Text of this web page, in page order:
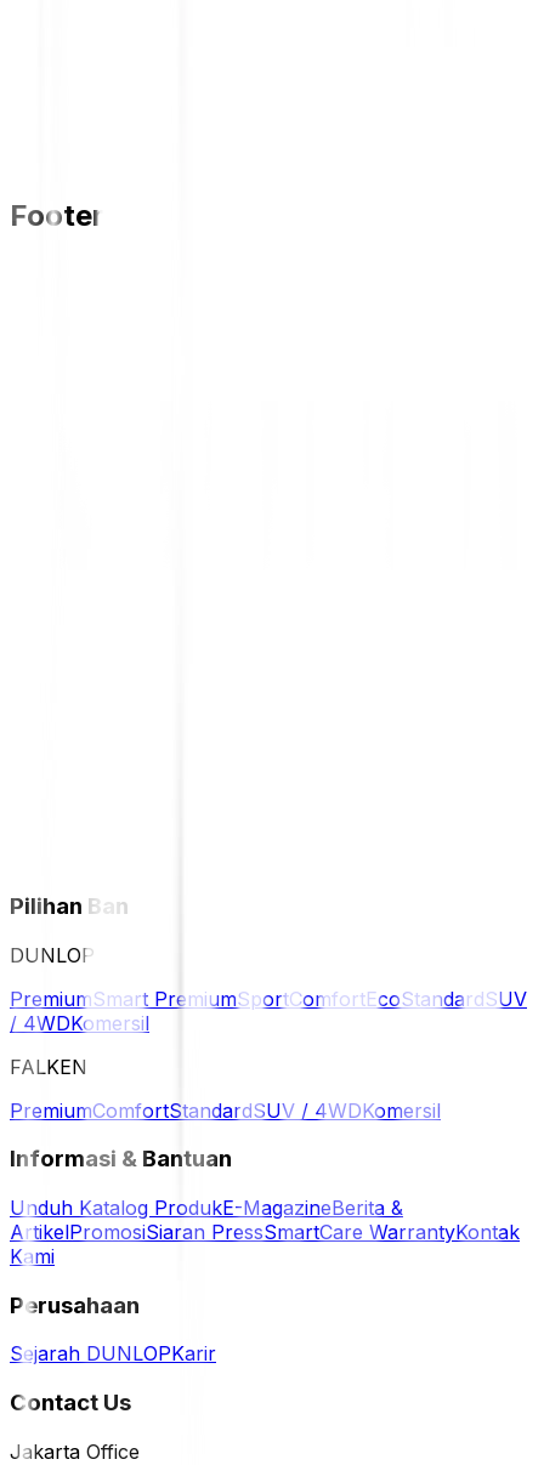
Footer
Pilihan Ban
DUNLOP
PremiumSmart PremiumSportComfortEcoStandardSUV
/ 4WDKomersil
FALKEN
PremiumComfortStandardSUV / 4WDKomersil
Informasi & Bantuan
Unduh Katalog ProdukE-MagazineBerita &
ArtikelPromosiSiaran PressSmartCare WarrantyKontak
Kami
Perusahaan
Sejarah DUNLOPKarir
Contact Us
Jakarta Office